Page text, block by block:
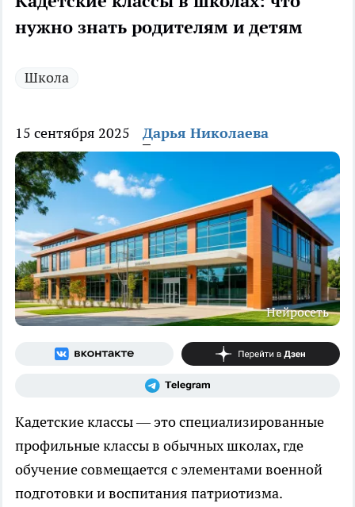
нужно знать родителям и детям
Школа
15 сентября 2025 Дарья Николаева
Нейросеть
Кадетские классы — это специализированные
профильные классы в обычных школах, где
обучение совмещается с элементами военной
подготовки и воспитания патриотизма.